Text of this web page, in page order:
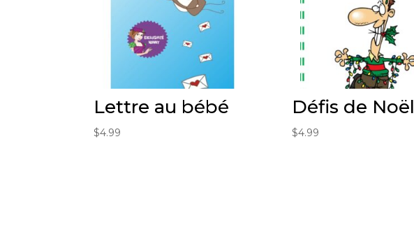
Lettre au bébé
$4.99
Défis de Noël
$4.99